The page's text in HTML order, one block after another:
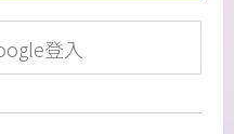
登入